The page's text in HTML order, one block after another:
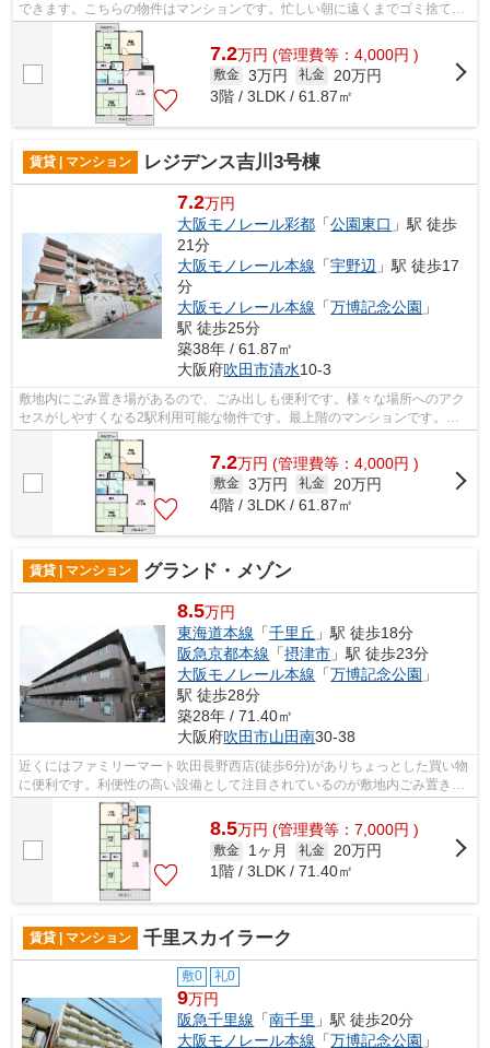
できます。こちらの物件はマンションです。忙しい朝に遠くまでゴミ捨てに
行かずに済むように、共用部にゴミ置...
7.2万円 (管理費等：4,000円 )
敷金 3万円 礼金
20万円
3階 / 3LDK / 61.87㎡
賃貸 | マンション レジデンス吉川3号棟
7.2万円
大阪モノレール彩都 「公園東口 」駅 徒歩
21分
大阪モノレール本線 「宇野辺 」駅 徒歩17
分
大阪モノレール本線 「万博記念公園 」
駅 徒歩25分
築38年 / 61.87㎡
大阪府吹田市清水10-3
敷地内にごみ置き場があるので、ごみ出しも便利です。様々な場所へのアク
セスがしやすくなる2駅利用可能な物件です。最上階のマンションです。構
造上、広々とした住空間が確保できる鉄...
7.2万円 (管理費等：4,000円 )
敷金 3万円 礼金
20万円
4階 / 3LDK / 61.87㎡
賃貸 | マンション グランド・メゾン
8.5万円
東海道本線 「千里丘 」駅 徒歩18分
阪急京都本線 「摂津市 」駅 徒歩23分
大阪モノレール本線 「万博記念公園 」
駅 徒歩28分
築28年 / 71.40㎡
大阪府吹田市山田南30-38
近くにはファミリーマート吹田長野西店(徒歩6分)がありちょっとした買い物
に便利です。利便性の高い設備として注目されているのが敷地内ごみ置き場
です。防犯対策もバッチリなマンショ...
8.5万円 (管理費等：7,000円 )
敷金 1ヶ月 礼金 20万円
1階 / 3LDK / 71.40㎡
賃貸 | マンション 千里スカイラーク
敷0 礼0
9万円
阪急千里線 「南千里 」駅 徒歩20分
大阪モノレール本線 「万博記念公園 」